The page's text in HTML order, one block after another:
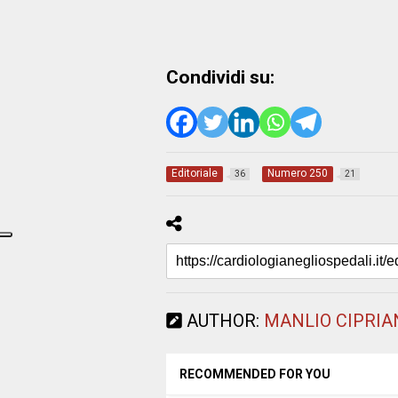
Condividi su:
Editoriale 36 Numero 250 21
AUTHOR: MANLIO
RECOMMENDED FOR YOU